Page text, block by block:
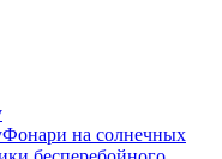
Фонари на солнечных